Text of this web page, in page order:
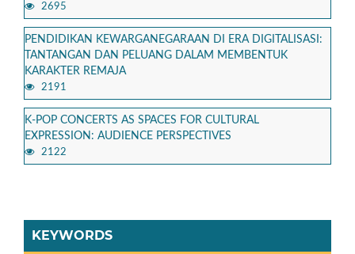
2695
PENDIDIKAN KEWARGANEGARAAN DI ERA DIGITALISASI:
TANTANGAN DAN PELUANG DALAM MEMBENTUK
KARAKTER REMAJA
2191
K-POP CONCERTS AS SPACES FOR CULTURAL
EXPRESSION: AUDIENCE PERSPECTIVES
2122
KEYWORDS